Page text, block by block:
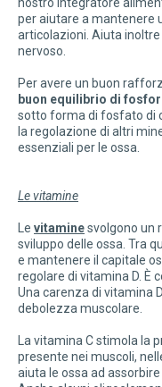
per aiutare a mantenere
articolazioni. Aiuta
nervoso.
Per avere un buon
buon equilibrio di
sotto forma di fosfato di
la regolazione di altri
essenziali per le ossa.
Le vitamine
Le vitaminesvolgono un
sviluppo delle ossa. Tra
e mantenere il capitale
regolare di vitamina D. È
Una carenza di vitamina
debolezza muscolare.
La vitamina C stimola la
presente nei muscoli,
aiuta le ossa ad